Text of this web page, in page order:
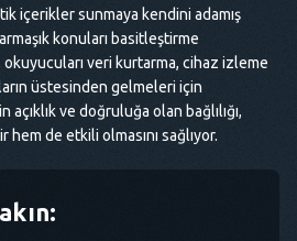
içerikler sunmaya kendini adamış
konuları basitleştirme
okuyucuları veri kurtarma, cihaz izleme
üstesinden gelmeleri için
ve doğruluğa olan bağlılığı,
hem de etkili olmasını sağlıyor.